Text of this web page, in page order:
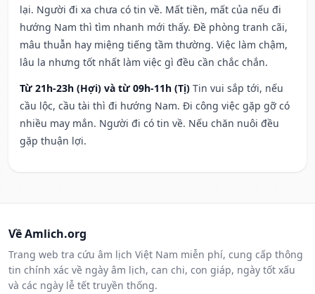
lại. Người đi xa chưa có tin về. Mất tiền, mất của nếu đi
hướng Nam thì tìm nhanh mới thấy. Đề phòng tranh cãi,
mâu thuẫn hay miệng tiếng tầm thường. Việc làm chậm,
lâu la nhưng tốt nhất làm việc gì đều cần chắc chắn.
Từ 21h-23h (Hợi) và từ 09h-11h (Tị) Tin vui sắp tới, nếu
cầu lộc, cầu tài thì đi hướng Nam. Đi công việc gặp gỡ có
nhiều may mắn. Người đi có tin về. Nếu chăn nuôi đều
gặp thuận lợi.
Về Amlich.org
Trang web tra cứu âm lịch Việt Nam miễn phí, cung cấp thông
tin chính xác về ngày âm lịch, can chi, con giáp, ngày tốt xấu
và các ngày lễ tết truyền thống.